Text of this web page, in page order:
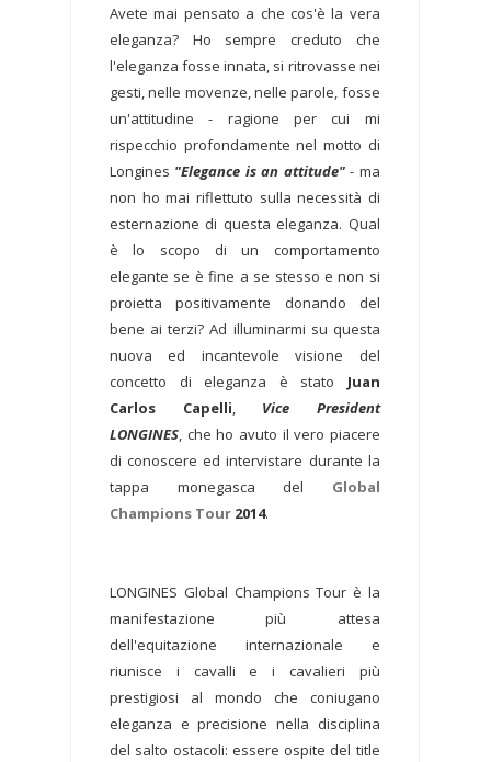
Avete mai pensato a che cos'è la vera
eleganza? Ho sempre creduto che
l'eleganza fosse innata, si ritrovasse nei
gesti, nelle movenze, nelle parole, fosse
un'attitudine - ragione per cui mi
rispecchio profondamente nel motto di
Longines "Elegance is an attitude"- ma
non ho mai riflettuto sulla necessità di
esternazione di questa eleganza. Qual
è lo scopo di un comportamento
elegante se è fine a se stesso e non si
proietta positivamente donando del
bene ai terzi? Ad illuminarmi su questa
nuova ed incantevole visione del
concetto di eleganza è stato Juan
Carlos Capelli, Vice President
LONGINES, che ho avuto il vero piacere
di conoscere ed intervistare durante la
tappa monegasca del Global
Champions Tour 2014.
LONGINES Global Champions Tour è la
manifestazione più attesa
dell'equitazione internazionale e
riunisce i cavalli e i cavalieri più
prestigiosi al mondo che coniugano
eleganza e precisione nella disciplina
del salto ostacoli: essere ospite del title